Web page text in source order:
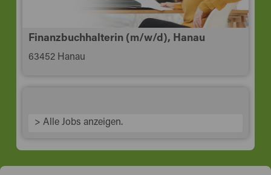
Finanzbuchhalterin (m/w/d), Hanau
63452 Hanau
> Alle Jobs anzeigen.